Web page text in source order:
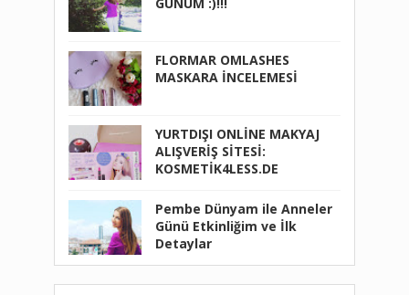
GÜNÜM :)!!!
FLORMAR OMLASHES
MASKARA İNCELEMESİ
YURTDIŞI ONLİNE MAKYAJ
ALIŞVERİŞ SİTESİ:
KOSMETİK4LESS.DE
Pembe Dünyam ile Anneler
Günü Etkinliğim ve İlk
Detaylar